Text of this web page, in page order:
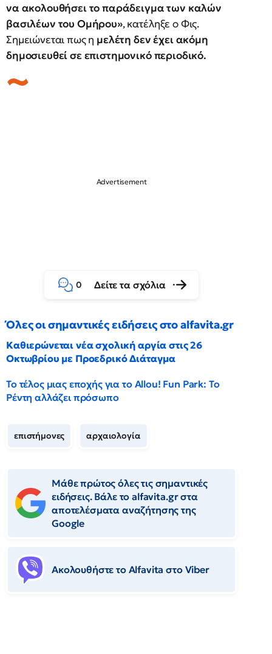
να ακολουθήσει το παράδειγμα των καλών
βασιλέων του Ομήρου», κατέληξε ο Φις.
Σημειώνεται πως η μελέτη δεν έχει ακόμη
δημοσιευθεί σε επιστημονικό περιοδικό.
0 Δείτε τα σχόλια
Όλες οι σημαντικές ειδήσεις στο alfavita.gr
Καθιερώνεται νέα σχολική αργία στις 26
Οκτωβρίου με Προεδρικό Διάταγμα
Το τέλος μιας εποχής για το Allou! Fun Park: Το
Ρέντη αλλάζει πρόσωπο
επιστήμονες αρχαιολογία
Μάθε πρώτος όλες τις σημαντικές
ειδήσεις. Βάλε το alfavita.gr στα
αποτελέσματα αναζήτησης της
Google
Ακολουθήστε το Αlfavita στο Viber